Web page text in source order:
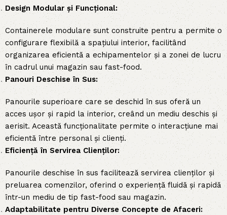
Design Modular și Funcțional:
Containerele modulare sunt construite pentru a permite o
configurare flexibilă a spațiului interior, facilitând
organizarea eficientă a echipamentelor și a zonei de lucru
în cadrul unui magazin sau fast-food.
Panouri Deschise în Sus:
Panourile superioare care se deschid în sus oferă un
acces ușor și rapid la interior, creând un mediu deschis și
aerisit. Această funcționalitate permite o interacțiune mai
eficientă între personal și clienți.
Eficiență în Servirea Clienților:
Panourile deschise în sus facilitează servirea clienților și
preluarea comenzilor, oferind o experiență fluidă și rapidă
într-un mediu de tip fast-food sau magazin.
Adaptabilitate pentru Diverse Concepte de Afaceri: